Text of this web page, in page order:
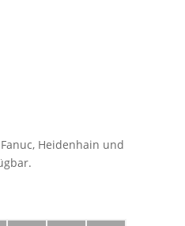
Heidenhain und